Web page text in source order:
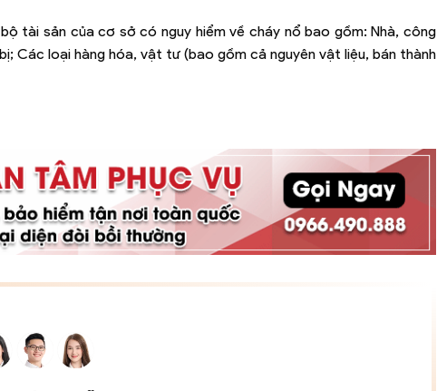
tài sản của cơ sở có nguy hiểm về cháy nổ bao gồm: Nhà, công
Các loại hàng hóa, vật tư (bao gồm cả nguyên vật liệu, bán thành